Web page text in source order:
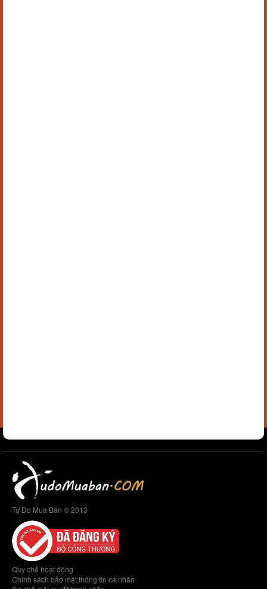
Tự Do Mua Bán © 2013
Quy chế hoạt động
Chính sách bảo mật thông tin cá nhân